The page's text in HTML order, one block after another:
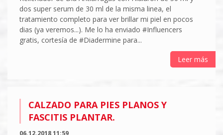
dos super serum de 30 ml de la misma linea, el
tratamiento completo para ver brillar mi piel en pocos
dias (ya veremos...). Me lo ha enviado #Influencers
gratis, cortesía de #Diadermine para...
Leer más
CALZADO PARA PIES PLANOS Y
FASCITIS PLANTAR.
06.12.2018 11:59